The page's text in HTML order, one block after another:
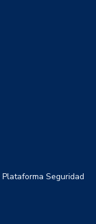
Plataforma Seguridad